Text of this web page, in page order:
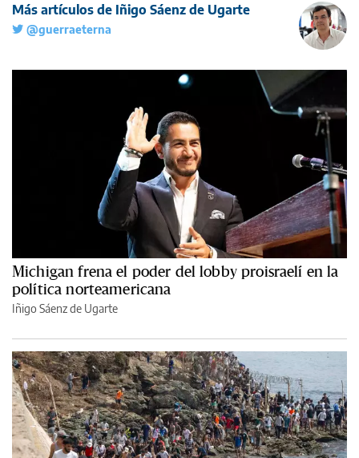
Más artículos de Iñigo Sáenz de Ugarte
@guerraeterna
Michigan frena el poder del lobby proisraelí en la
política norteamericana
Iñigo Sáenz de Ugarte